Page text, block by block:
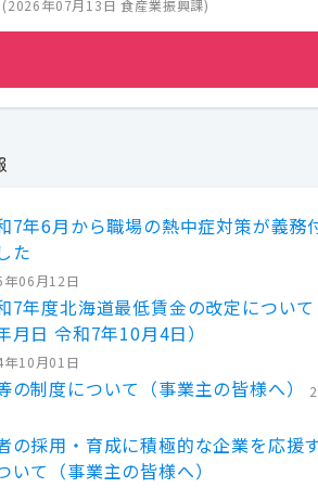
(2026年07月13日 食産業振興課)
7年6月から職場の熱中症対策が義務
た
06月12日
7年度北海道最低賃金の改定につい
月日 令和7年10月4日）
10月01日
の制度について（事業主の皆様へ）
の採用・育成に積極的な企業を応援
いて（事業主の皆様へ）